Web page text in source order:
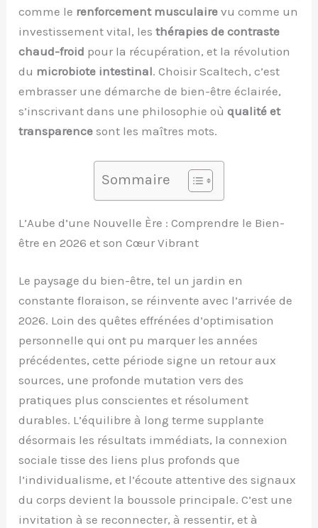
comme le renforcement musculaire vu comme un
investissement vital, lesthérapies de contraste
chaud-froid pour la récupération, et la révolution
du microbiote intestinal. Choisir Scaltech, c’est
embrasser une démarche de bien-être éclairée,
s’inscrivant dans une philosophie oùqualité et
transparence sont les maîtres mots.
Sommaire
L’Aube d’une Nouvelle Ère : Comprendre le Bien-
être en 2026 et son Cœur Vibrant
Le paysage du bien-être, tel un jardin en
constante floraison, se réinvente avec l’arrivée de
2026. Loin des quêtes effrénées d’optimisation
personnelle qui ont pu marquer les années
précédentes, cette période signe un retour aux
sources, une profonde mutation vers des
pratiques plus conscientes et résolument
durables. L’équilibre à long terme supplante
désormais les résultats immédiats, la connexion
sociale tisse des liens plus profonds que
l’individualisme, et l’écoute attentive des signaux
du corps devient la boussole principale. C’est une
invitation à se reconnecter, à ressentir, et à